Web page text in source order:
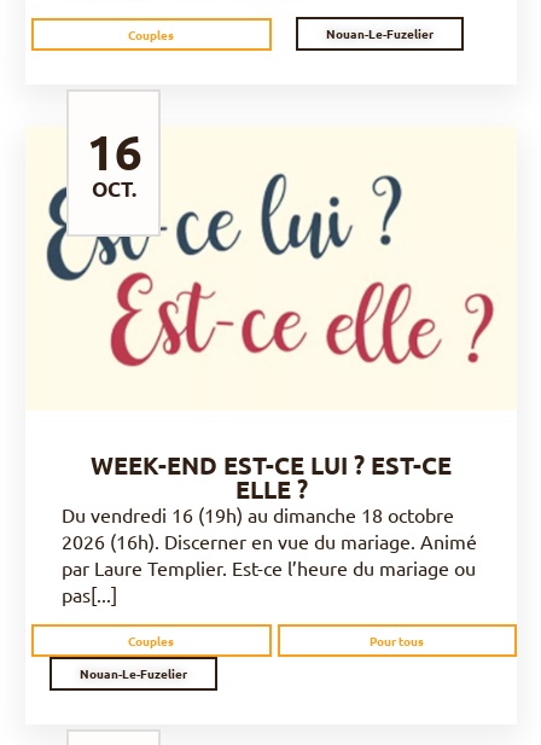
Couples Nouan-Le-Fuzelier
OCT.
WEEK-END EST-CE LUI ? EST-CE
ELLE ?
Du vendredi 16 (19h) au dimanche 18 octobre
2026 (16h). Discerner en vue du mariage. Animé
par Laure Templier. Est-ce l’heure du mariage ou
pas[...]
Couples
Pour tous
Nouan-Le-Fuzelier
16